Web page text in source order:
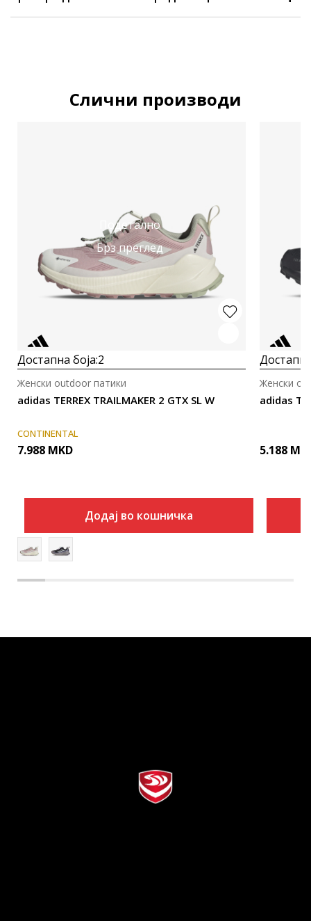
Слични производи
Подетално
Брз преглед
Достапна боја:2
adidas TERREX TRAILMAKER 2 GTX SL W
Женски outdoor патики
CONTINENTAL
7.988 MKD
Додај во кошничка
adidas
Женски
5.188